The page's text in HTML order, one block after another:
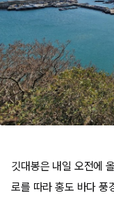
깃대봉은 내일 오전에
로를 따라 홍도 바다 풍